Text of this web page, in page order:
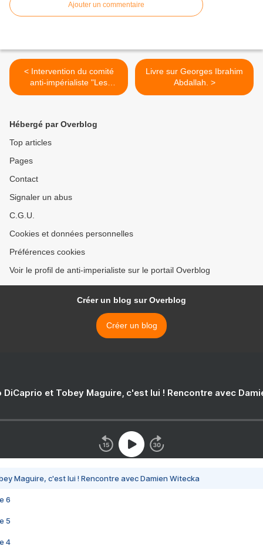
Ajouter un commentaire
< Intervention du comité
anti-impérialiste "Les
dernières colonies
Livre sur Georges Ibrahim
Abdallah. >
Hébergé par Overblog
Top articles
Pages
Contact
Signaler un abus
C.G.U.
Cookies et données personnelles
Préférences cookies
Voir le profil de anti-imperialiste sur le portail Overblog
Créer un blog sur Overblog
Créer un blog
DiCaprio et Tobey Maguire, c'est lui ! Rencontre avec
Maguire, c'est lui ! Rencontre avec Damien Witecka
6
5
4